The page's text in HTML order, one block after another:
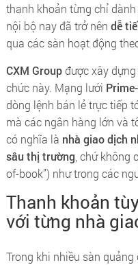
thanh khoản từng chỉ
nội bộ nay đã trở nên dễ
qua các sàn hoạt động
CXM Groupđược xây dựng
chức này. Mạng lưới
dòng lệnh bán lẻ trực tiếp
mà các ngân hàng lớn và
có nghĩa là nhà giao dịch
sâu thị trường , chứ không
of-book”) như trong các
Thanh khoản
với từng nhà
Trong khi nhiều sàn quảng